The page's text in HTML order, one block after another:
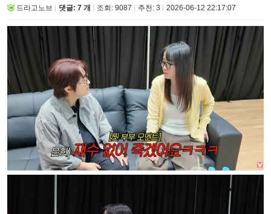
드라고노브 댓글: 7 개 조회: 9087 추천: 3 2026-06-12 22:17:07